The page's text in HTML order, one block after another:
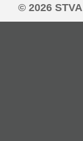
© 2026